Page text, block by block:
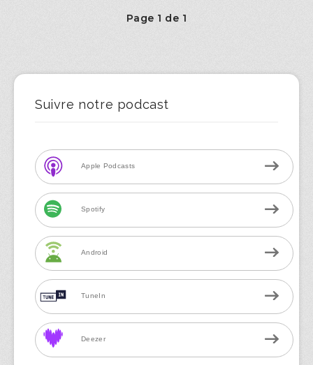
Page 1 de 1
Suivre notre podcast
Apple Podcasts
Spotify
Android
TuneIn
Deezer